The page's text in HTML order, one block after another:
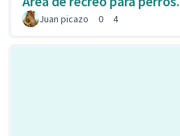
Juan picazo
0 4